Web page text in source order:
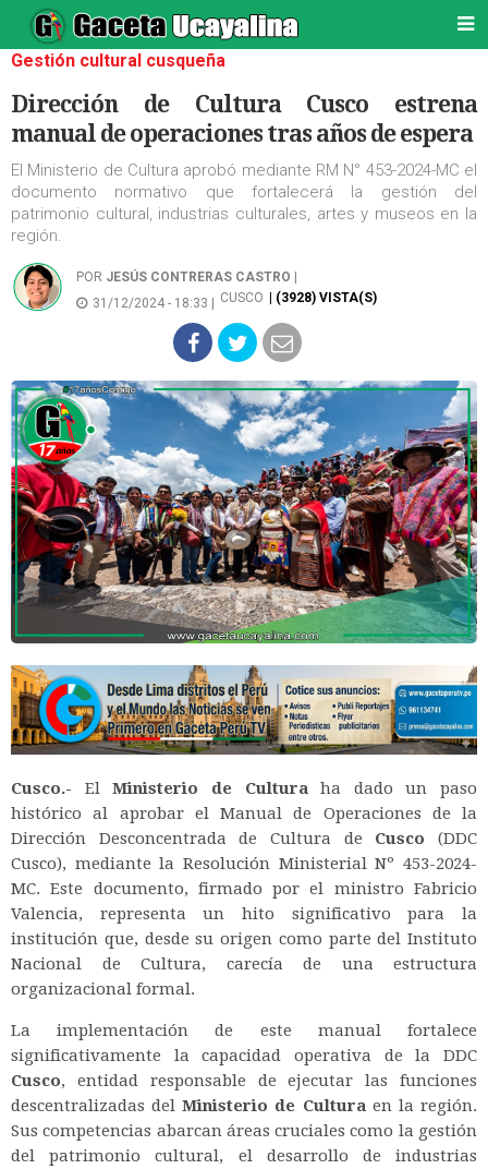
Gestión cultural cusqueña
Dirección de Cultura Cusco estrena
manual de operaciones tras años de espera
El Ministerio de Cultura aprobó mediante RM N° 453-2024-MC el
documento normativo que fortalecerá la gestión del
patrimonio cultural, industrias culturales, artes y museos en la
región.
POR JESÚS CONTRERAS CASTRO
31/12/2024 - 18:33 |
CUSCO | (3928) VISTA(S)
Cusco.- ElMinisterio de Culturaha dado un paso
histórico al aprobar el Manual de Operaciones de la
Dirección Desconcentrada de Cultura de Cusco (DDC
Cusco), mediante la Resolución Ministerial Nº 453-2024-
MC. Este documento, firmado por el ministro Fabricio
Valencia, representa un hito significativo para la
institución que, desde su origen como parte del Instituto
Nacional de Cultura, carecía de una estructura
organizacional formal.
La implementación de este manual fortalece
significativamente la capacidad operativa de la DDC
Cusco, entidad responsable de ejecutar las funciones
descentralizadas delMinisterio de Culturaen la región.
Sus competencias abarcan áreas cruciales como la gestión
del patrimonio cultural, el desarrollo de industrias